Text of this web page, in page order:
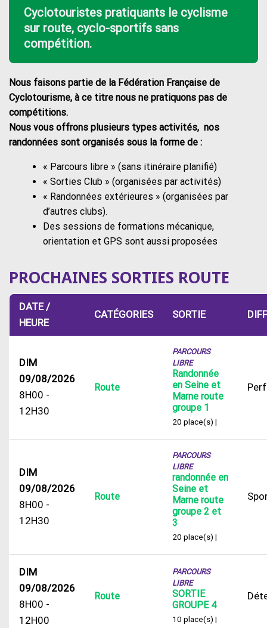
Cyclotouristes pratiquants le cyclisme
sur route, cyclo-sportifs sans
compétition.
Nous faisons partie de la Fédération Française de
Cyclotourisme, à ce titre nous ne pratiquons pas de
compétitions.
Nous vous offrons plusieurs types activités, nos
randonnées sont organisés sous la forme de :
« Parcours libre » (sans itinéraire planifié)
« Sorties Club » (organisées par activités)
« Randonnées extérieures » (organisées par
d’autres clubs).
Des sessions de formations mécanique,
orientation et GPS sont aussi proposées
PROCHAINES SORTIES ROUTE
DATE /
HEURE
CATÉGORIES SORTIE
DIM
09/08/2026
8H00 -
12H30
Route
PARCOURS
LIBRE
Randonnée
en Seine et
Marne route
groupe 1
20 place(s) |
DIM
09/08/2026
8H00 -
12H30
Route
PARCOURS
LIBRE
randonnée en
Seine et
Marne route
groupe 2 et
3
20 place(s) |
DIM
09/08/2026
8H00 -
12H00
Route
PARCOURS
LIBRE
SORTIE
GROUPE 4
10 place(s) |